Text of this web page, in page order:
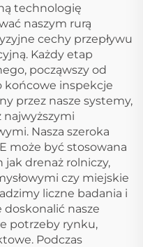
technologię
naszym rurą
cechy przepływu
Każdy etap
począwszy od
końcowe inspekcje
przez nasze systemy,
najwyższymi
Nasza szeroka
może być stosowana
drenaż rolniczy,
czy miejskie
liczne badania i
doskonalić nasze
potrzeby rynku,
Podczas